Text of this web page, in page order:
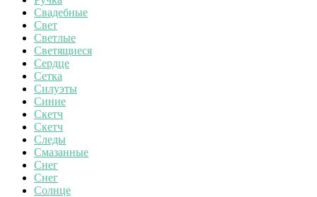
Свадебные
Свет
Светлые
Светящиеся
Сердце
Сетка
Силуэты
Синие
Скетч
Скетч
Следы
Смазанные
Снег
Снег
Солнце